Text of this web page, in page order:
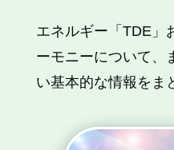
エネルギー「TDE」
ーモニーについて、
い基本的な情報をま